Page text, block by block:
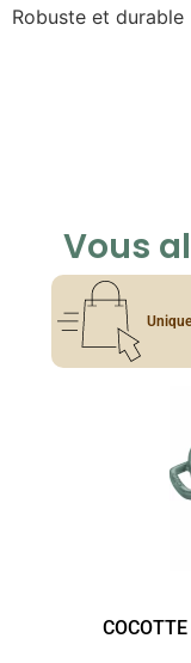
Robuste et durable
Vous